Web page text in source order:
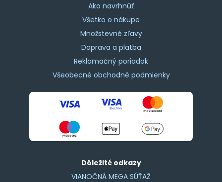
Ako navrhnúť
Všetko o nákupe
Množstevné zľavy
Doprava a platba
Reklamačný poriadok
Všeobecné obchodné podmienky
Dôležité odkazy
VIANOČNÁ MEGA SÚŤAŽ